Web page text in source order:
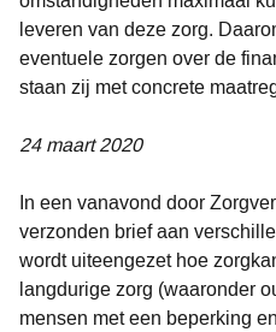
leveren van deze zorg.
eventuele zorgen over de
staan zij met concrete
24 maart 2020
In een vanavond door
verzonden brief aan
wordt uiteengezet hoe
langdurige zorg (waaronder
mensen met een beperking